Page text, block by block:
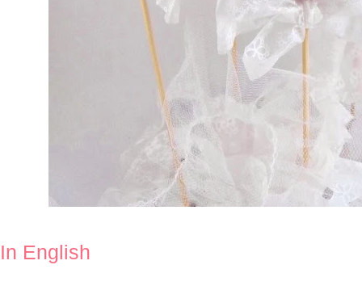
In English